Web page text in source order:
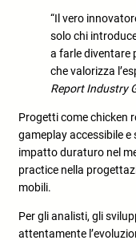
“Il vero
solo chi
a farle diventare
che valorizza
Report Industry
Progetti come chicken
gameplay accessibile
impatto duraturo nel
practice nella
mobili.
Per gli analisti, gli
attentamente